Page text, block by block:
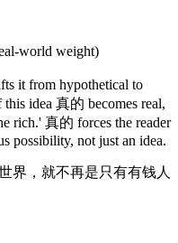
world weight)
it from hypothetical to
idea 真的 becomes real,
rich.' 真的 forces the reader
possibility, not just an idea.
界，就不再是只有有钱人